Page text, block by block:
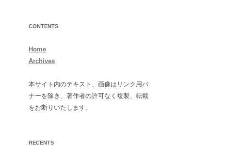
CONTENTS
Home
Archives
本サイト内のテキスト、画像はリンク用バ
ナーを除き、著作者の許可なく複製、転載
をお断りいたします。
RECENTS